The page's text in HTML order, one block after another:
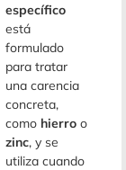
específico
está
formulado
para tratar
una carencia
concreta,
como hierroo
zinc, y se
utiliza cuando